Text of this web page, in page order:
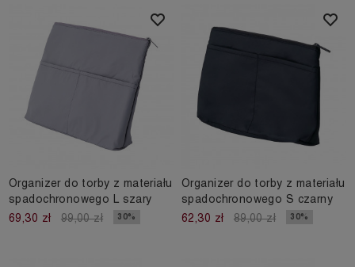
Organizer do torby z materiału
spadochronowego L szary
69,30 zł
99,00 zł 30%
Organizer do torby z materiału
spadochronowego S czarny
62,30 zł
89,00 zł 30%